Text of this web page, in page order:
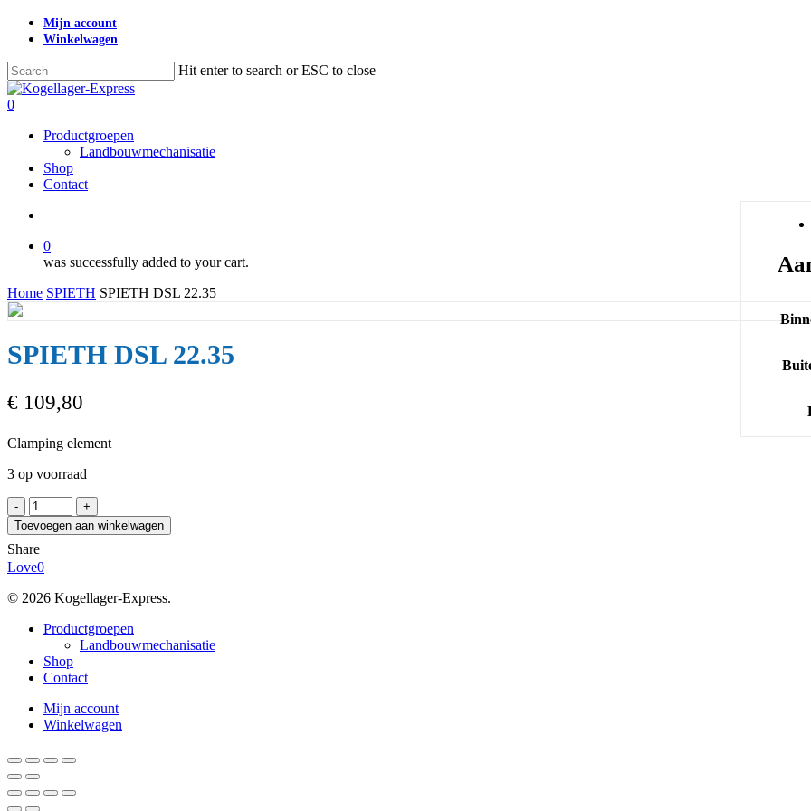
Skip
content
Mijn account
Winkelwagen
Hit enter to search or ESC to close
Close
Search
search
0
Productgroepen
Landbouwmechanisatie
Shop
Contact
0
was successfully added to your cart.
Home SPIETH SPIETH DSL 22.35
SPIETH DSL 22.35
€ 109,80
Clamping element
3 op voorraad
SPIETH
DSL
22.35
aantal
Toevoegen aan winkelwagen
Share
Love0
© 2026 Kogellager-Express.
Close
Productgroepen
Landbouwmechanisatie
Shop
Contact
Mijn account
Winkelwagen